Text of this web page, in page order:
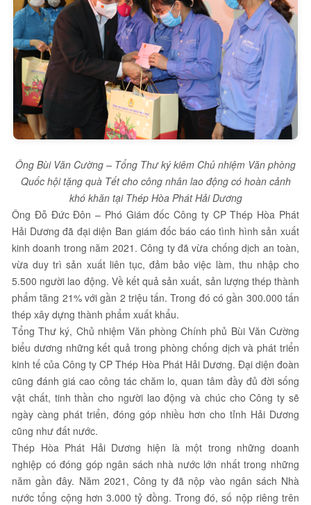
Ông Bùi Văn Cường – Tổng Thư ký kiêm Chủ nhiệm Văn phòng
Quốc hội tặng quà Tết cho công nhân lao động có hoàn cảnh
khó khăn tại Thép Hòa Phát Hải Dương
Ông Đỗ Đức Đôn – Phó Giám đốc Công ty CP Thép Hòa Phát
Hải Dương đã đại diện Ban giám đốc báo cáo tình hình sản xuất
kinh doanh trong năm 2021. Công ty đã vừa chống dịch an toàn,
vừa duy trì sản xuất liên tục, đảm bảo việc làm, thu nhập cho
5.500 người lao động. Về kết quả sản xuất, sản lượng thép thành
phẩm tăng 21% với gần 2 triệu tấn. Trong đó có gần 300.000 tấn
thép xây dựng thành phẩm xuất khẩu.
Tổng Thư ký, Chủ nhiệm Văn phòng Chính phủ Bùi Văn Cường
biểu dương những kết quả trong phòng chống dịch và phát triển
kinh tế của Công ty CP Thép Hòa Phát Hải Dương. Đại diện đoàn
cũng đánh giá cao công tác chăm lo, quan tâm đầy đủ đời sống
vật chất, tinh thần cho người lao động và chúc cho Công ty sẽ
ngày càng phát triển, đóng góp nhiều hơn cho tỉnh Hải Dương
cũng như đất nước.
Thép Hòa Phát Hải Dương hiện là một trong những doanh
nghiệp có đóng góp ngân sách nhà nước lớn nhất trong những
năm gần đây. Năm 2021, Công ty đã nộp vào ngân sách Nhà
nước tổng cộng hơn 3.000 tỷ đồng. Trong đó, số nộp riêng trên